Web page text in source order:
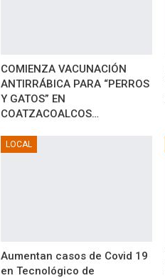
COMIENZA VACUNACIÓN
ANTIRRÁBICA PARA “PERROS
Y GATOS” EN
COATZACOALCOS…
LOCAL
Aumentan casos de Covid 19
en Tecnológico de